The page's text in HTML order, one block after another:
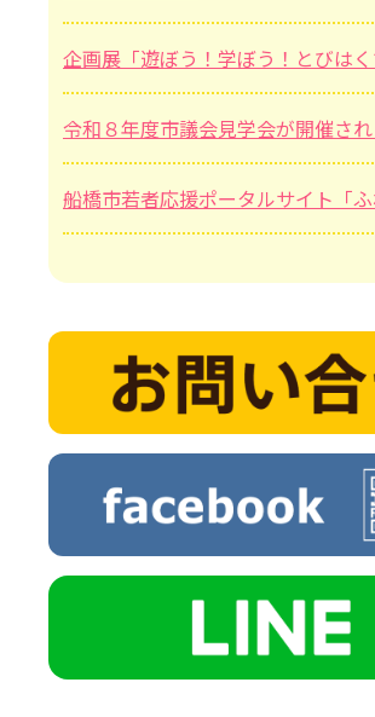
企画展「遊ぼう！学ぼう！とびはく
令和８年度市議会見学会が開催され
船橋市若者応援ポータルサイト「ふ